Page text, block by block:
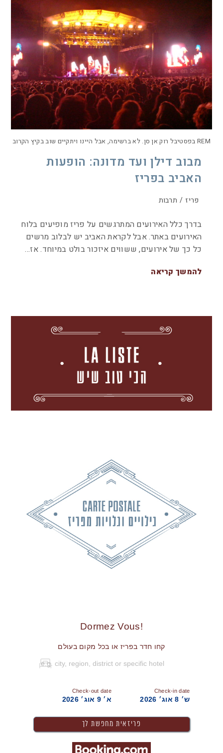
REM בפסטיבל רוק אן סן. לא ברשימה, אבל היינו ויתקיים שוב בקיץ הקרוב
מבוב דילן ועד מדונה: הופעות
האביב בפריז
פריז / תרבות
בדרך כלל האירועים המתרגשים על פריז מופיעים בלוח
האירועים באתר. אבל לקראת האביב יש לבלוב מרשים
כל כך של אירועים, ששווים איזכור בולט במיוחד. אז…
להמשך קריאה
!Dormez Vous
קחו חדר בפריז או בכל מקום בעולם
Check-in date
ש׳ 8 אוג׳ 2026
Check-out date
א׳ 9 אוג׳ 2026